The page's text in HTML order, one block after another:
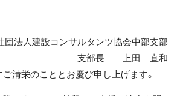
団法人建設コンサルタンツ協会中部支部
支部長 上田 直和
清栄のこととお慶び申し上げます。